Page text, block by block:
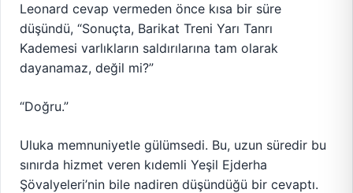
Leonard cevap vermeden önce kısa bir süre
düşündü, “Sonuçta, Barikat Treni Yarı Tanrı
Kademesi varlıkların saldırılarına tam olarak
dayanamaz, değil mi?”
“Doğru.”
Uluka memnuniyetle gülümsedi. Bu, uzun süredir bu
sınırda hizmet veren kıdemli Yeşil Ejderha
Şövalyeleri’nin bile nadiren düşündüğü bir cevaptı.